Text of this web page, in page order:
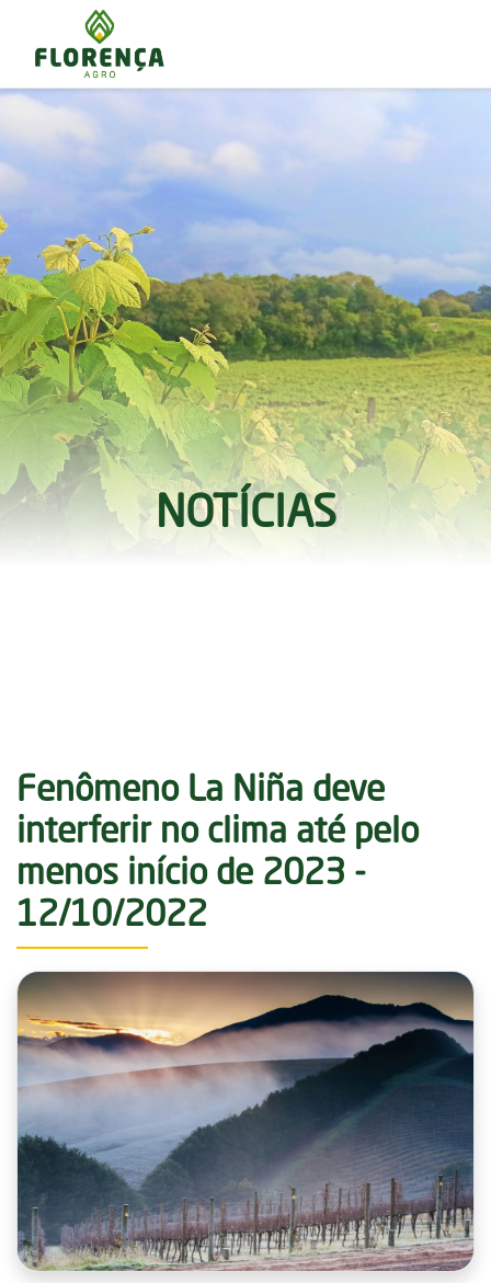
NOTÍCIAS
Fenômeno La Niña deve
interferir no clima até pelo
menos início de 2023 -
12/10/2022